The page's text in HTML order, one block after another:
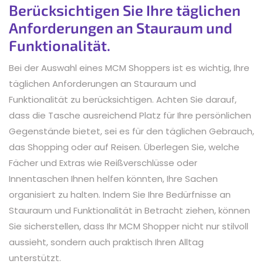
Berücksichtigen Sie Ihre täglichen
Anforderungen an Stauraum und
Funktionalität.
Bei der Auswahl eines MCM Shoppers ist es wichtig, Ihre
täglichen Anforderungen an Stauraum und
Funktionalität zu berücksichtigen. Achten Sie darauf,
dass die Tasche ausreichend Platz für Ihre persönlichen
Gegenstände bietet, sei es für den täglichen Gebrauch,
das Shopping oder auf Reisen. Überlegen Sie, welche
Fächer und Extras wie Reißverschlüsse oder
Innentaschen Ihnen helfen könnten, Ihre Sachen
organisiert zu halten. Indem Sie Ihre Bedürfnisse an
Stauraum und Funktionalität in Betracht ziehen, können
Sie sicherstellen, dass Ihr MCM Shopper nicht nur stilvoll
aussieht, sondern auch praktisch Ihren Alltag
unterstützt.